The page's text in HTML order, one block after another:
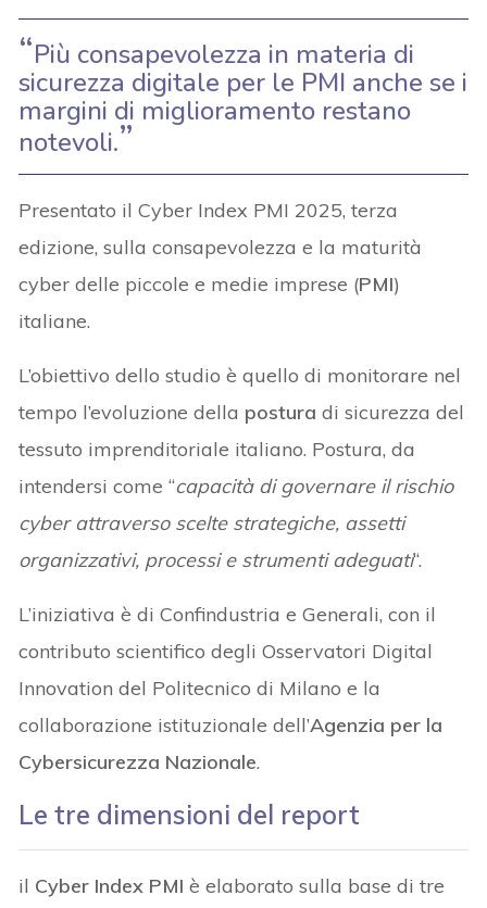
Più consapevolezza in materia di
sicurezza digitale per le PMI anche se i
margini di miglioramento restano
notevoli.
Presentato il Cyber Index PMI 2025, terza
edizione, sulla consapevolezza e la maturità
cyber delle piccole e medie imprese (PMI)
italiane.
L’obiettivo dello studio è quello di monitorare nel
tempo l’evoluzione della posturadi sicurezza del
tessuto imprenditoriale italiano. Postura, da
intendersi come “capacità di governare il rischio
cyber attraverso scelte strategiche, assetti
organizzativi, processi e strumenti adeguati“.
L’iniziativa è di Confindustria e Generali, con il
contributo scientifico degli Osservatori Digital
Innovation del Politecnico di Milano e la
collaborazione istituzionale dell’Agenzia per la
Cybersicurezza Nazionale.
Le tre dimensioni del report
il Cyber Index PMI è elaborato sulla base di tre